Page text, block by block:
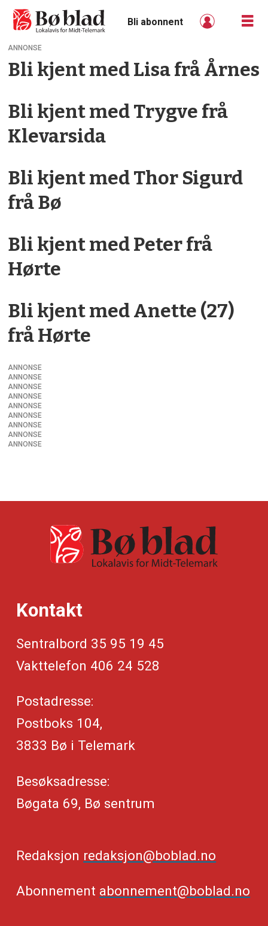
Bli abonnent
Tag:
kånn
telemark
ANNONSE
Bli kjent med Lisa frå Årnes
Bli kjent med Trygve frå
Klevarsida
Bli kjent med Thor Sigurd
frå Bø
Bli kjent med Peter frå
Hørte
Bli kjent med Anette (27)
frå Hørte
ANNONSE
ANNONSE
ANNONSE
ANNONSE
ANNONSE
ANNONSE
ANNONSE
ANNONSE
ANNONSE
Kontakt
Sentralbord 35 95 19 45
Vakttelefon 406 24 528
Postadresse:
Postboks 104,
3833 Bø i Telemark
Besøksadresse:
Bøgata 69, Bø sentrum
Redaksjon redaksjon@boblad.no
Abonnement abonnement@boblad.no